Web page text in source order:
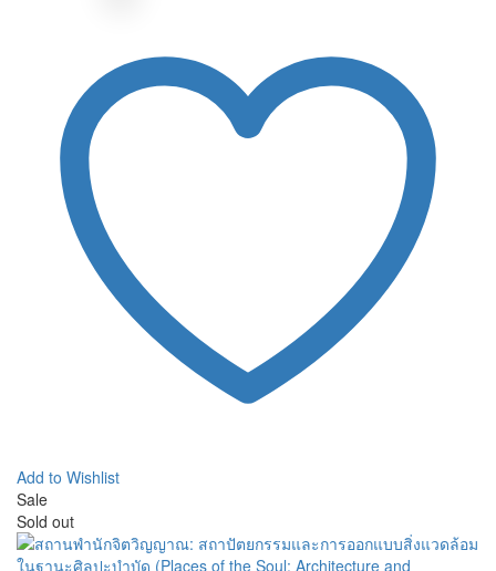
Add to Wishlist
Sale
Sold out